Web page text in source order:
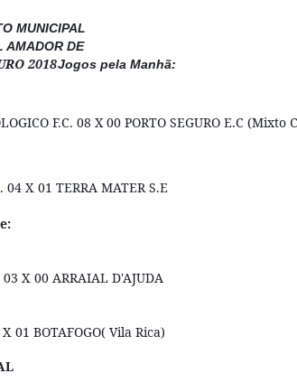
MUNICIPAL
AMADOR DE
2018Jogos pela Manhã:
F.C. 08 X 00 PORTO SEGURO E.C (Mixto
04 X 01 TERRA MATER S.E
03 X 00 ARRAIAL D'AJUDA
01 BOTAFOGO( Vila Rica)